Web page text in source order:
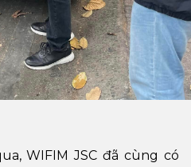
WIFIM JSC đã cùng có